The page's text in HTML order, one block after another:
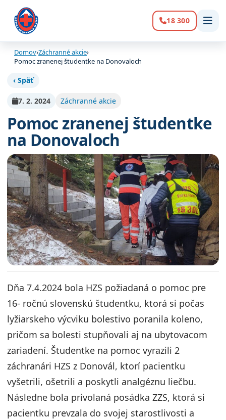
Volanie:
18 300
Domov›Záchranné akcie›
Pomoc zranenej študentke na Donovaloch
‹ Späť
7. 2. 2024 Záchranné akcie
Pomoc zranenej študentke
na Donovaloch
Dňa 7.4.2024 bola HZS požiadaná o pomoc pre
16- ročnú slovenskú študentku, ktorá si počas
lyžiarskeho výcviku bolestivo poranila koleno,
pričom sa bolesti stupňovali aj na ubytovacom
zariadení. Študentke na pomoc vyrazili 2
záchranári HZS z Donovál, ktorí pacientku
vyšetrili, ošetrili a poskytli analgéznu liečbu.
Následne bola privolaná posádka ZZS, ktorá si
pacientku prevzala do svojej starostlivosti a